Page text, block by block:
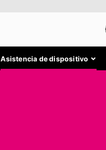
Asistencia de dispositivo